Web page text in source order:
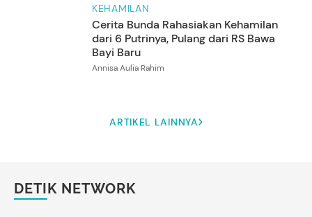
KEHAMILAN
Cerita Bunda Rahasiakan Kehamilan
dari 6 Putrinya, Pulang dari RS Bawa
Bayi Baru
Annisa Aulia Rahim
ARTIKEL LAINNYA
DETIK NETWORK